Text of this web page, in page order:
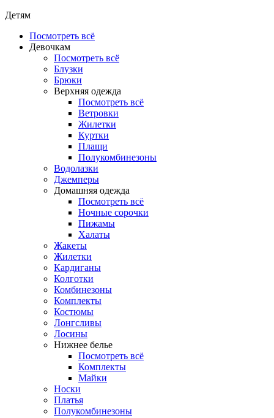
Детям
Посмотреть всё
Девочкам
Посмотреть всё
Блузки
Брюки
Верхняя одежда
Посмотреть всё
Ветровки
Жилетки
Куртки
Плащи
Полукомбинезоны
Водолазки
Джемперы
Домашняя одежда
Посмотреть всё
Ночные сорочки
Пижамы
Халаты
Жакеты
Жилетки
Кардиганы
Колготки
Комбинезоны
Комплекты
Костюмы
Лонгсливы
Лосины
Нижнее белье
Посмотреть всё
Комплекты
Майки
Носки
Платья
Полукомбинезоны